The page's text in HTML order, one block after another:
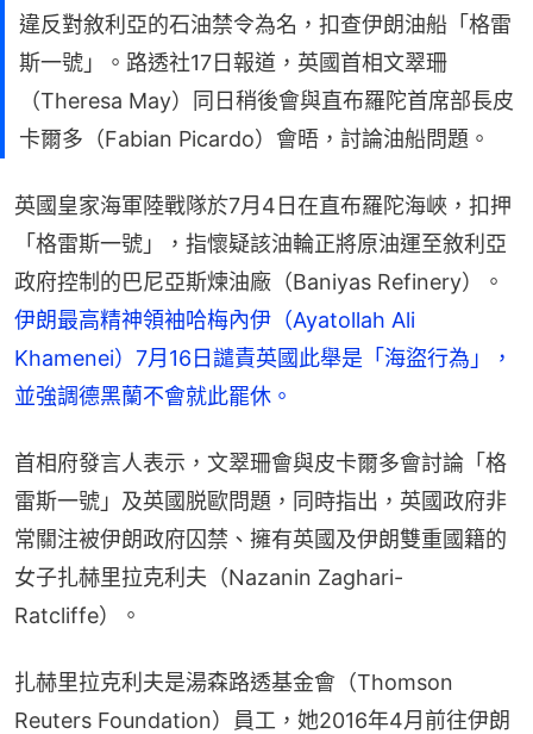
違反對敘利亞的石油禁令為名，扣查伊朗油船「格雷
斯一號」。路透社17日報道，英國首相文翠珊
（Theresa May）同日稍後會與直布羅陀首席部長皮
卡爾多（Fabian Picardo）會晤，討論油船問題。
英國皇家海軍陸戰隊於7月4日在直布羅陀海峽，扣押
「格雷斯一號」，指懷疑該油輪正將原油運至敘利亞
政府控制的巴尼亞斯煉油廠（Baniyas Refinery）。
伊朗最高精神領袖哈梅內伊（Ayatollah Ali
Khamenei）7月16日譴責英國此舉是「海盜行為」，
並強調德黑蘭不會就此罷休。
首相府發言人表示，文翠珊會與皮卡爾多會討論「格
雷斯一號」及英國脱歐問題，同時指出，英國政府非
常關注被伊朗政府囚禁、擁有英國及伊朗雙重國籍的
女子扎赫里拉克利夫（Nazanin Zaghari-
Ratcliffe）。
扎赫里拉克利夫是湯森路透基金會（Thomson
Reuters Foundation）員工，她2016年4月前往伊朗